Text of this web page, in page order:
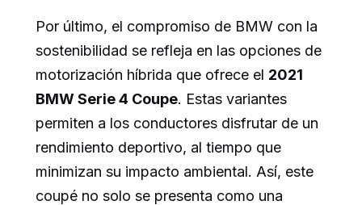
Por último, el compromiso de BMW con la
sostenibilidad se refleja en las opciones de
motorización híbrida que ofrece el 2021
BMW Serie 4 Coupe. Estas variantes
permiten a los conductores disfrutar de un
rendimiento deportivo, al tiempo que
minimizan su impacto ambiental. Así, este
coupé no solo se presenta como una